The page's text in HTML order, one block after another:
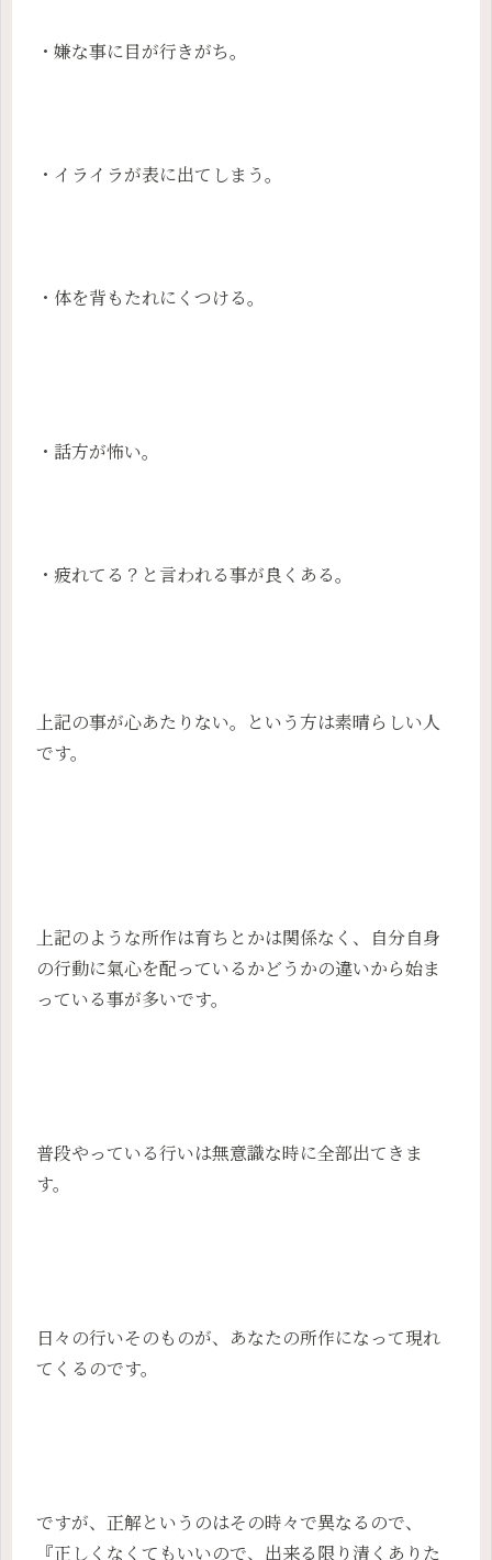
・嫌な事に目が行きがち。
・イライラが表に出てしまう。
・体を背もたれにくつける。
・話方が怖い。
・疲れてる？と言われる事が良くある。
上記の事が心あたりない。という方は素晴らしい人
です。
上記のような所作は育ちとかは関係なく、自分自身
の行動に氣心を配っているかどうかの違いから始ま
っている事が多いです。
普段やっている行いは無意識な時に全部出てきま
す。
日々の行いそのものが、あなたの所作になって現れ
てくるのです。
ですが、正解というのはその時々で異なるので、
『正しくなくてもいいので、出来る限り清くありた